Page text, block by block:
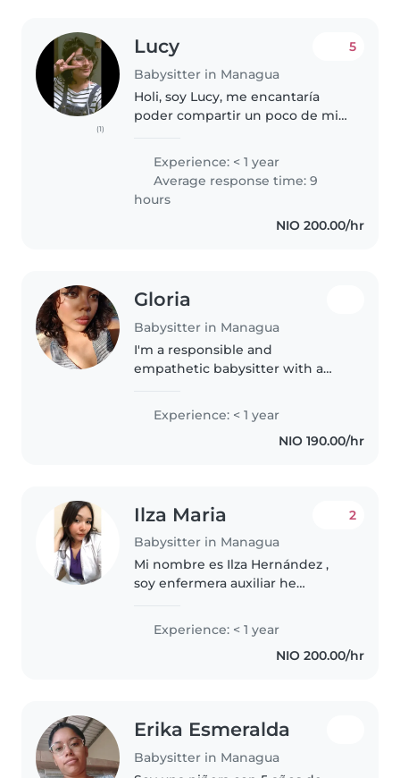
(1)
Lucy
Babysitter in Managua
5
Holi, soy Lucy, me encantaría
poder compartir un poco de mi
encantan las actividades
recreativas, dibujar, salir al
parque, enseñarle cosas nuevas
al niño/a.
Experience: < 1 year
Average response time: 9
hours
NIO 200.00/hr
Gloria
Babysitter in Managua
I'm a responsible and
empathetic babysitter with a
a degree in psychology, I bring
patience and creativity to
Experience: < 1 year
NIO 190.00/hr
Ilza Maria
Babysitter in Managua
2
Mi nombre es Ilza Hernández ,
soy enfermera auxiliar he
casas particulares con bebés A
partir de los 22 días de nacido ,
actualmente termine quinto
Experience: < 1 year
NIO 200.00/hr
Erika Esmeralda
Babysitter in Managua